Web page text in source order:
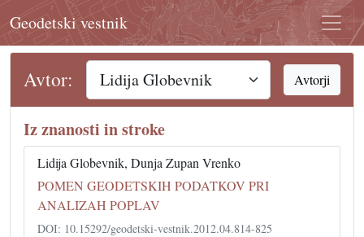
Geodetski vestnik
Avtor: Avtorji
Iz znanosti in stroke
Lidija Globevnik, Dunja Zupan Vrenko
POMEN GEODETSKIH PODATKOV PRI
ANALIZAH POPLAV
DOI: 10.15292/geodetski-vestnik.2012.04.814-825